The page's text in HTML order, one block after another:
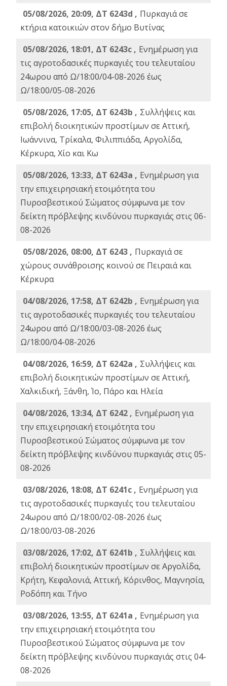
05/08/2026, 20:09, ΔΤ 6243d , Πυρκαγιά σε
κτήρια κατοικιών στον δήμο Βυτίνας
05/08/2026, 18:01, ΔΤ 6243c , Ενημέρωση για
τις αγροτοδασικές πυρκαγιές του τελευταίου
24ωρου από Ω/18:00/04-08-2026 έως
Ω/18:00/05-08-2026
05/08/2026, 17:05, ΔΤ 6243b , Συλλήψεις και
επιβολή διοικητικών προστίμων σε Αττική,
Ιωάννινα, Τρίκαλα, Φιλιππιάδα, Αργολίδα,
Κέρκυρα, Χίο και Κω
05/08/2026, 13:33, ΔΤ 6243a , Ενημέρωση για
την επιχειρησιακή ετοιμότητα του
Πυροσβεστικού Σώματος σύμφωνα με τον
δείκτη πρόβλεψης κινδύνου πυρκαγιάς στις 06-
08-2026
05/08/2026, 08:00, ΔΤ 6243 , Πυρκαγιά σε
χώρους συνάθροισης κοινού σε Πειραιά και
Κέρκυρα
04/08/2026, 17:58, ΔΤ 6242b , Ενημέρωση για
τις αγροτοδασικές πυρκαγιές του τελευταίου
24ωρου από Ω/18:00/03-08-2026 έως
Ω/18:00/04-08-2026
04/08/2026, 16:59, ΔΤ 6242a , Συλλήψεις και
επιβολή διοικητικών προστίμων σε Αττική,
Χαλκιδική, Ξάνθη, Ίο, Πάρο και Ηλεία
04/08/2026, 13:34, ΔΤ 6242 , Ενημέρωση για
την επιχειρησιακή ετοιμότητα του
Πυροσβεστικού Σώματος σύμφωνα με τον
δείκτη πρόβλεψης κινδύνου πυρκαγιάς στις 05-
08-2026
03/08/2026, 18:08, ΔΤ 6241c , Ενημέρωση για
τις αγροτοδασικές πυρκαγιές του τελευταίου
24ωρου από Ω/18:00/02-08-2026 έως
Ω/18:00/03-08-2026
03/08/2026, 17:02, ΔΤ 6241b , Συλλήψεις και
επιβολή διοικητικών προστίμων σε Αργολίδα,
Κρήτη, Κεφαλονιά, Αττική, Κόρινθος, Μαγνησία,
Ροδόπη και Τήνο
03/08/2026, 13:55, ΔΤ 6241a , Ενημέρωση για
την επιχειρησιακή ετοιμότητα του
Πυροσβεστικού Σώματος σύμφωνα με τον
δείκτη πρόβλεψης κινδύνου πυρκαγιάς στις 04-
08-2026